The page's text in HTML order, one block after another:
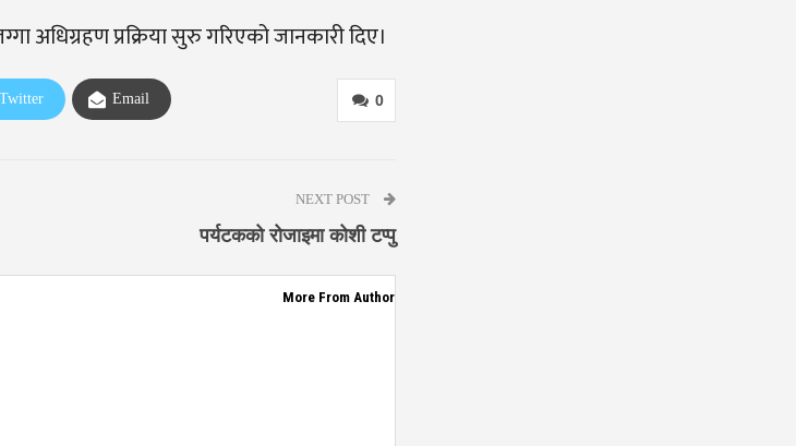
अधिग्रहण प्रक्रिया सुरु गरिएको जानकारी दिए।
0
Twitter Email
NEXT POST
पर्यटकको रोजाइमा कोशी टप्पु
More From Author